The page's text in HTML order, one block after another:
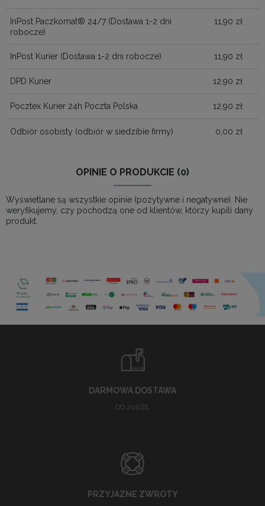
InPost Paczkomat® 24/7 (Dostawa 1-2 dni
robocze)
11,90 zł
InPost Kurier (Dostawa 1-2 dni robocze) 11,90 zł
DPD Kurier 12,90 zł
Pocztex Kurier 24h Poczta Polska 12,90 zł
Odbiór osobisty (odbiór w siedzibie firmy) 0,00 zł
OPINIE O PRODUKCIE (0)
Wyświetlane są wszystkie opinie (pozytywne i negatywne). Nie
weryfikujemy, czy pochodzą one od klientów, którzy kupili dany
produkt.
DARMOWA DOSTAWA
OD 200ZŁ
PRZYJAZNE ZWROTY